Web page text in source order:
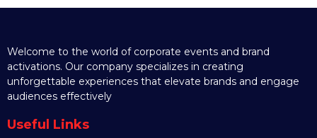
Welcome to the world of corporate events and brand
activations. Our company specializes in creating
unforgettable experiences that elevate brands and engage
audiences effectively
Useful Links